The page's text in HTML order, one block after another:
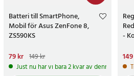
Batteri till SmartPhone,
Mobil för Asus ZenFone 8,
ZS590KS
Nuvarande pris
pris:149 kr
79 kr 149 kr
Just nu har vi bara 2 kvar av denna produkt
-
pris